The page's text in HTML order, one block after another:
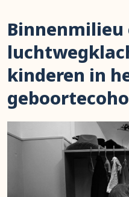
Binnenmilieu
kinderen in